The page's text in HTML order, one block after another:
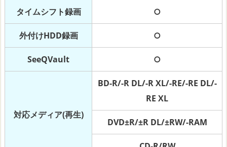
タイムシフト録画 ○
外付けHDD録画 ○
SeeQVault ○
対応メディア(再生)
BD-R/-R DL/-R XL/-RE/-RE DL/-
RE XL
DVD±R/±R DL/±RW/-RAM